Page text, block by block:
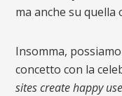
ma anche su quella
Insomma,
concetto con la
sites create happy